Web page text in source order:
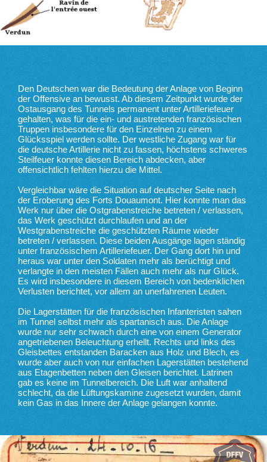
Den Deutschen war die Bedeutung der Anlage von Beginn
der Offensive an bewusst. Ab diesem Zeitpunkt wurde der
Ostausgang des Tunnels permanent unter Artilleriefeuer
gehalten, was für die ein- und austretenden französischen
Truppen insbesondere für den Einzelnen zu einem
Glücksspiel werden sollte. Der westliche Zugang war für
die deutsche Artillerie nicht zu fassen, höchstens schweres
Steilfeuer konnte diesen Bereich abdecken, aber
offensichtlich fehlten hierzu die Mittel.
Vergleichbar wäre die Situation auf deutscher Seite nach
der Eroberung des Forts Douaumont. Hier konnte man das
Werk nur über die Ostgrabenstreiche betreten / verlassen,
das Werk geschützt durchlaufen und an der
Westgrabenstreiche die geschützten Räume wieder
betreten / verlassen. Diese beiden Ausgänge lagen ständig
unter französischem Artilleriefeuer. Der Gang dort hin und
heraus war unter den Soldaten mehr als berüchtigt und
verlangte in den meisten Fällen auch mehr als nur Glück.
Es wird insbesondere in diesem Bereich von bedenklichen
Verlusten berichtet, vor allem an unerfahrenen Leuten.
Die Lagerstätten für die französischen Infanteristen sahen
im Tunnel selbst mehr als spartanisch aus. Die Anlage
wurde nur sehr schwach durch eine von einem Generator
angetriebenen Beleuchtung erhellt. Rechts und links des
Gleisbettes entstanden Baracken aus Holz und Blech, es
wurde aber auch von nur einfachen Lagerstätten bestehend
aus Etagenbetten neben den Gleisen berichtet. Latrinen
gab es keine im Tunnelbereich. Die Luft war anhaltend
schlecht, da die Lüftungskamine zugesetzt wurden, damit
kein Gas in das Innere der Anlage gelangen konnte.